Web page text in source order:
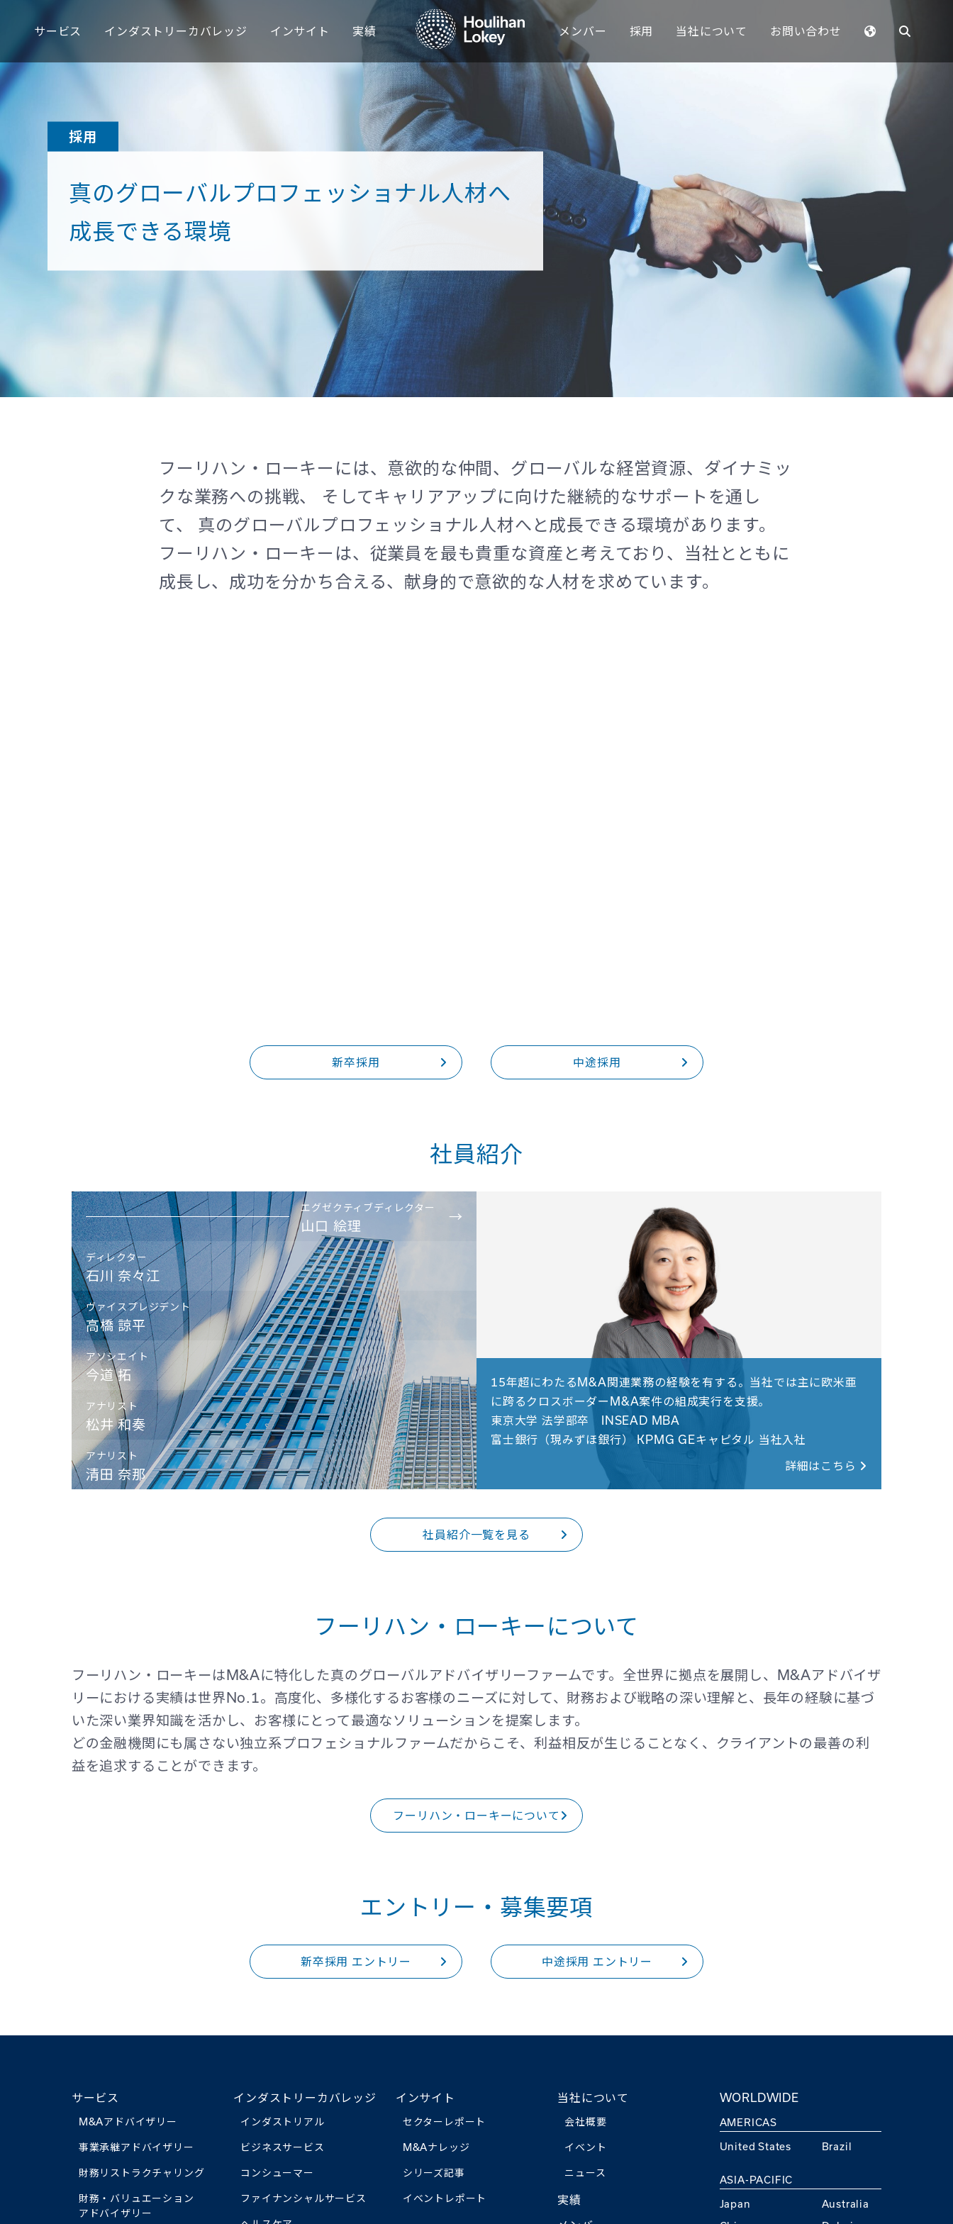
サービス
M&Aアドバイザリー
事業承継アドバイザリー
財務リストラクチャリング
インダストリーカバレッジ
インダストリアル
コンシューマー
ビジネスサービス
ヘルスケア
ファイナンシャルスポンサーズ
インサイト
セクターレポート
M&Aナレッジ
シリーズ記事
実績 メンバー 採用 当社について お問い合わせ
United States
ASIA-PACIFIC
Japan
Dubai
Hong Kong SAR
Singapore
Italy
Spain
Sweden
採用
真のグローバルプロフェッショナル人材へ
成長できる環境
フーリハン・ローキーには、意欲的な仲間、グローバルな経営資源、ダイナミッ
クな業務への挑戦、 そしてキャリアアップに向けた継続的なサポートを通し
て、 真のグローバルプロフェッショナル人材へと成長できる環境があります。
フーリハン・ローキーは、従業員を最も貴重な資産と考えており、当社とともに
成長し、成功を分かち合える、献身的で意欲的な人材を求めています。
新卒採用 中途採用
社員紹介
エグゼクティブディレクター
山口 絵理
ディレクター
石川 奈々江
ヴァイスプレジデント
高橋 諒平
アソシエイト
今道 拓
アナリスト
松井 和奏
アナリスト
清田 奈那
15年超にわたるM&A関連業務の経験を有する。当社では主に欧米亜
に跨るクロスボーダーM&A案件の組成実行を支援。
東京大学 法学部卒 INSEAD MBA
富士銀行（現みずほ銀行） KPMG GEキャピタル 当社入社
詳細はこちら
社員紹介一覧を見る
フーリハン・ローキーについて
フーリハン・ローキーはM&Aに特化した真のグローバルアドバイザリーファームです。全世界に拠点を展開し、M&Aアドバイザ
リーにおける実績は世界No.1。高度化、多様化するお客様のニーズに対して、財務および戦略の深い理解と、長年の経験に基づ
いた深い業界知識を活かし、お客様にとって最適なソリューションを提案します。
どの金融機関にも属さない独立系プロフェショナルファームだからこそ、利益相反が生じることなく、クライアントの最善の利
益を追求することができます。
フーリハン・ローキーについて
エントリー・募集要項
新卒採用 エントリー 中途採用 エントリー
サービス
M&Aアドバイザリー
事業承継アドバイザリー
財務リストラクチャリング
財務・バリュエーション
アドバイザリー
インダストリーカバレッジ
インダストリアル
ビジネスサービス
コンシューマー
ファイナンシャルサービス
インサイト
セクターレポート
M&Aナレッジ
シリーズ記事
イベントレポート
当社について
会社概要
イベント
ニュース
実績
WORLDWIDE
AMERICAS
United States
Brazil
ASIA-PACIFIC
Japan
Australia